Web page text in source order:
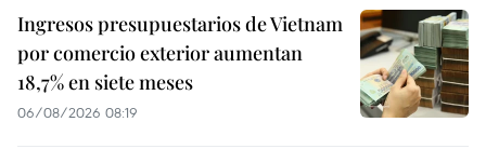
Ingresos presupuestarios de Vietnam
por comercio exterior aumentan
18,7% en siete meses
06/08/2026 08:19